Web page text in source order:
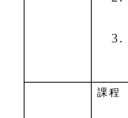
課程